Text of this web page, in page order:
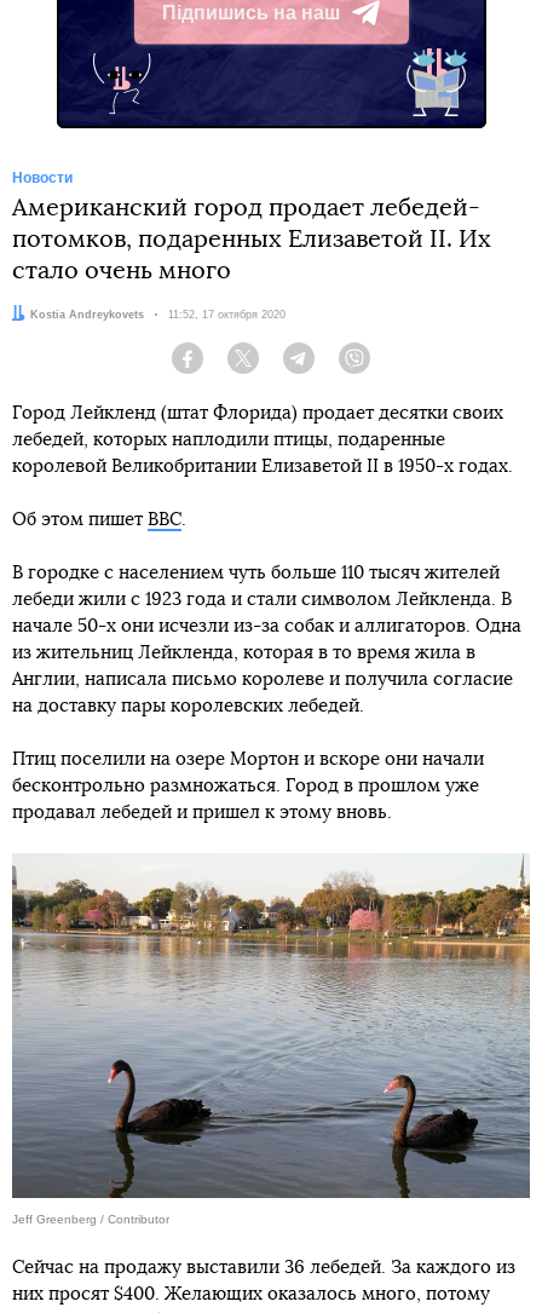
Підпишись на наш
Telegram
Новости
Американский город продает лебедей-
потомков, подаренных Елизаветой II. Их
стало очень много
Автор:Kostia Andreykovets Дата:
11:52, 17 октября 2020
Facebook Twitter Telegram
Город Лейкленд (штат Флорида) продает десятки своих
лебедей, которых наплодили птицы, подаренные
королевой Великобритании Елизаветой II в 1950-х годах.
Об этом пишет BBC.
В городке с населением чуть больше 110 тысяч жителей
лебеди жили с 1923 года и стали символом Лейкленда. В
начале 50-х они исчезли из-за собак и аллигаторов. Одна
из жительниц Лейкленда, которая в то время жила в
Англии, написала письмо королеве и получила согласие
на доставку пары королевских лебедей.
Птиц поселили на озере Мортон и вскоре они начали
бесконтрольно размножаться. Город в прошлом уже
продавал лебедей и пришел к этому вновь.
Jeff Greenberg / Contributor
Сейчас на продажу выставили 36 лебедей. За каждого из
них просят $400. Желающих оказалось много, потому